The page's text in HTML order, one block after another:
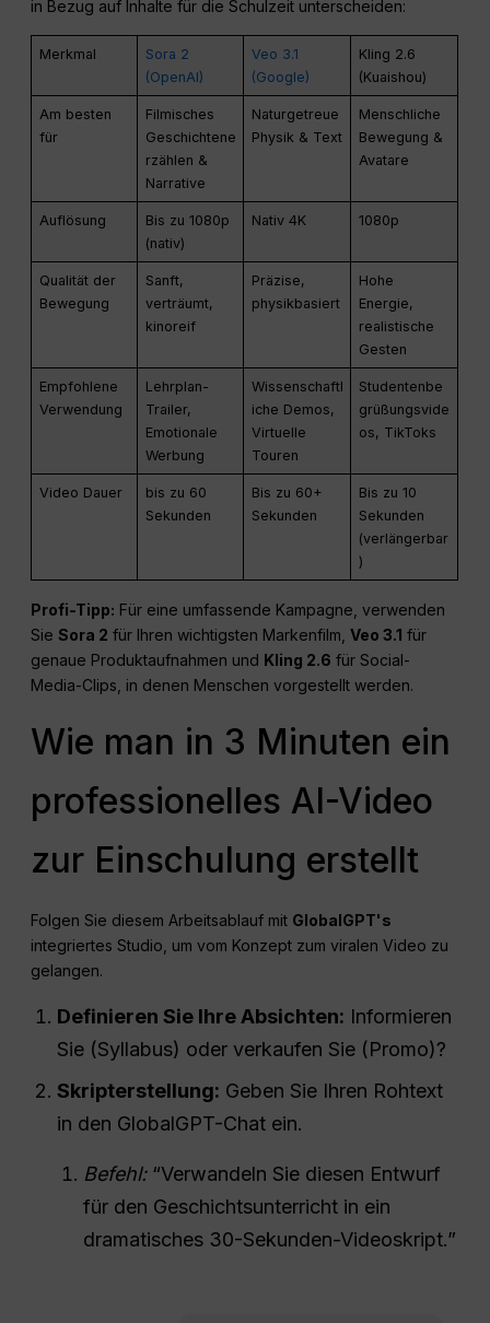
in Bezug auf Inhalte für die Schulzeit unterscheiden:
Merkmal
Sora 2
(OpenAI)
Veo 3.1
(Google)
Kling 2.6
(Kuaishou)
Am besten
für
Filmisches
Geschichtene
rzählen &
Narrative
Naturgetreue
Physik & Text
Menschliche
Bewegung &
Avatare
Auflösung
Bis zu 1080p
(nativ)
Nativ 4K 1080p
Qualität der
Bewegung
Sanft,
verträumt,
kinoreif
Präzise,
physikbasiert
Hohe
Energie,
realistische
Gesten
Empfohlene
Verwendung
Lehrplan-
Trailer,
Emotionale
Werbung
Wissenschaftl
iche Demos,
Virtuelle
Touren
Studentenbe
grüßungsvide
os, TikToks
Video Dauer
bis zu 60
Sekunden
Bis zu 60+
Sekunden
Bis zu 10
Sekunden
(verlängerbar
)
Profi-Tipp: Für eine umfassende Kampagne, verwenden
SieSora 2 für Ihren wichtigsten Markenfilm,Veo 3.1 für
genaue Produktaufnahmen und Kling 2.6 für Social-
Media-Clips, in denen Menschen vorgestellt werden.
Wie man in 3 Minuten ein
professionelles AI-Video
zur Einschulung erstellt
Folgen Sie diesem Arbeitsablauf mit GlobalGPT's
integriertes Studio, um vom Konzept zum viralen Video zu
gelangen.
Definieren Sie Ihre Absichten: Informieren
Sie (Syllabus) oder verkaufen Sie (Promo)?
Skripterstellung: Geben Sie Ihren Rohtext
in den GlobalGPT-Chat ein.
Befehl:“Verwandeln Sie diesen Entwurf
für den Geschichtsunterricht in ein
dramatisches 30-Sekunden-Videoskript.”